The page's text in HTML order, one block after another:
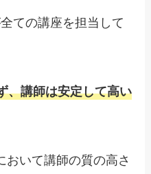
ての講座を担当して
、講師は安定して高い
おいて講師の質の高さ